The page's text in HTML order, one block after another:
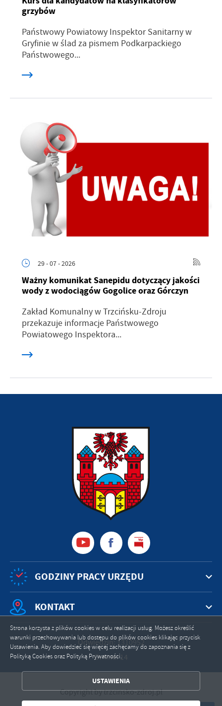
grzybów
Państwowy Powiatowy Inspektor Sanitarny w
Gryfinie w ślad za pismem Podkarpackiego
Państwowego...
29 - 07 - 2026
Ważny komunikat Sanepidu dotyczący jakości
wody z wodociągów Gogolice oraz Górczyn
Zakład Komunalny w Trzcińsku-Zdroju
przekazuje informacje Państwowego
Powiatowego Inspektora...
GODZINY PRACY URZĘDU
KONTAKT
Odwiedzin: 1310952
Online: 14
Copyright by trzcinsko-zdroj.pl
Strona korzysta z plików cookies w celu realizacji usług. Możesz określić
warunki przechowywania lub dostępu do plików cookies klikając przycisk
Ustawienia. Aby dowiedzieć się więcej zachęcamy do zapoznania się z
Polityką Cookies oraz Polityką Prywatności.
USTAWIENIA
ZEZWÓL NA WSZYSTKIE